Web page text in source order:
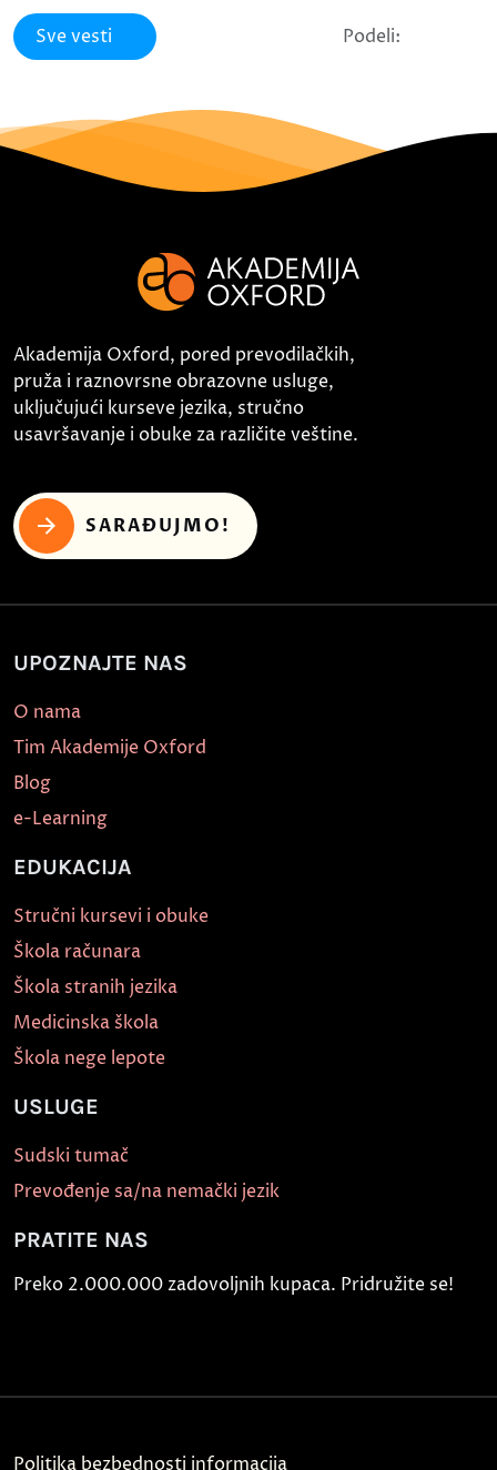
Sve vesti Podeli:
Akademija Oxford, pored prevodilačkih,
pruža i raznovrsne obrazovne usluge,
uključujući kurseve jezika, stručno
usavršavanje i obuke za različite veštine.
SARAĐUJMO!
UPOZNAJTE NAS
O nama
Tim Akademije Oxford
Blog
e-Learning
EDUKACIJA
Stručni kursevi i obuke
Škola računara
Škola stranih jezika
Medicinska škola
Škola nege lepote
USLUGE
Sudski tumač
Prevođenje sa/na nemački jezik
PRATITE NAS
Preko 2.000.000 zadovoljnih kupaca. Pridružite se!
Politika bezbednosti informacija